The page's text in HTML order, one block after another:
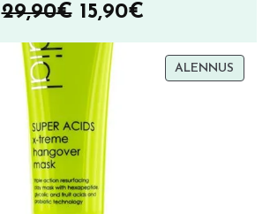
29,90€ Alkuperäinen
hinta
oli:
29,90€.
15,90€Nykyinen
hinta
on:ALENNUS